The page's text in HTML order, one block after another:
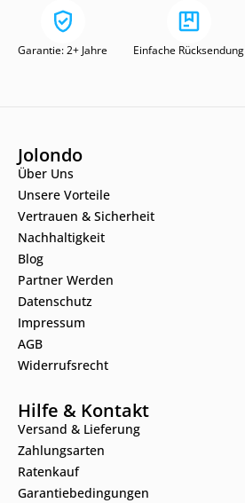
Garantie: 2+ Jahre Einfache Rücksendung
Jolondo
Über Uns
Unsere Vorteile
Vertrauen & Sicherheit
Nachhaltigkeit
Blog
Partner Werden
Datenschutz
Impressum
AGB
Widerrufsrecht
Hilfe & Kontakt
Versand & Lieferung
Zahlungsarten
Ratenkauf
Garantiebedingungen